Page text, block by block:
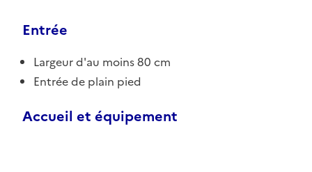
Entrée
Largeur d'au moins 80 cm
Entrée de plain pied
Accueil et équipement